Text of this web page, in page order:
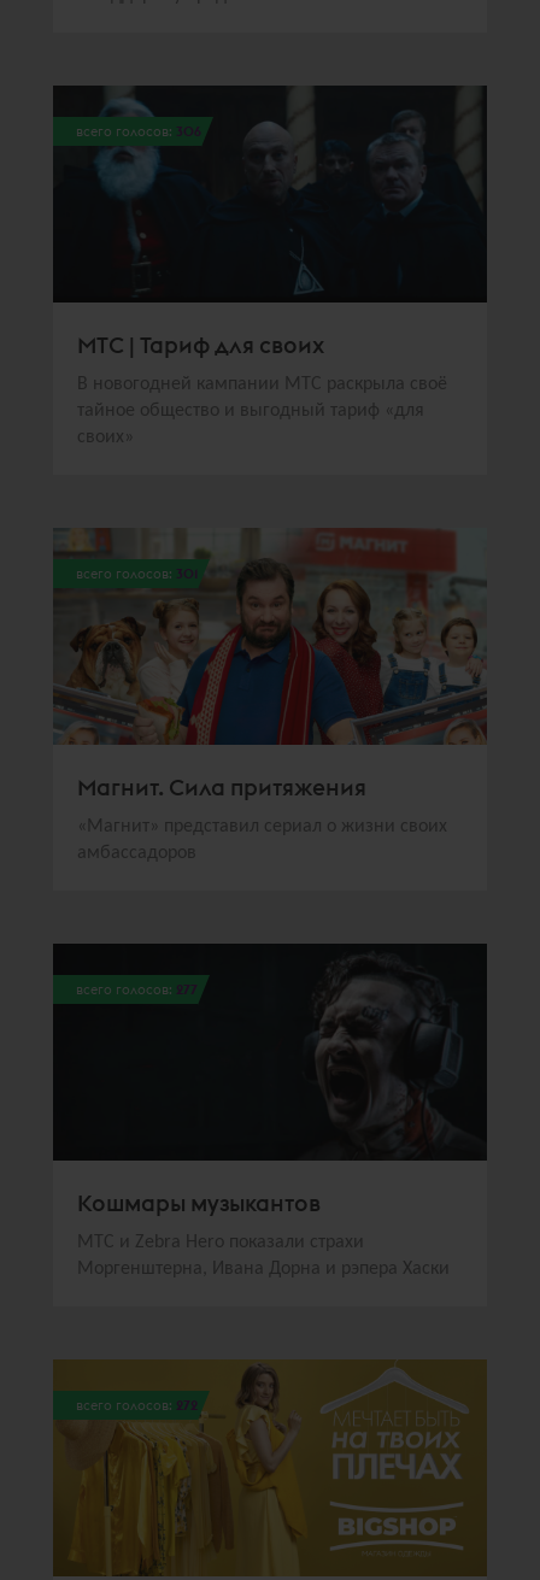
всего голосов: 306
МТС | Тариф для своих
В новогодней кампании МТС раскрыла своё
тайное общество и выгодный тариф «для
своих»
всего голосов: 301
Магнит. Сила притяжения
«Магнит» представил сериал о жизни своих
амбассадоров
всего голосов: 277
Кошмары музыкантов
МТС и Zebra Hero показали страхи
Моргенштерна, Ивана Дорна и рэпера Хаски
всего голосов: 272